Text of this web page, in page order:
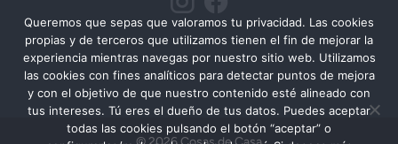
Queremos que sepas que valoramos tu privacidad. Las cookies
propias y de terceros que utilizamos tienen el fin de mejorar la
experiencia mientras navegas por nuestro sitio web. Utilizamos
las cookies con fines analíticos para detectar puntos de mejora
y con el objetivo de que nuestro contenido esté alineado con
tus intereses. Tú eres el dueño de tus datos. Puedes aceptar
todas las cookies pulsando el botón “aceptar” o